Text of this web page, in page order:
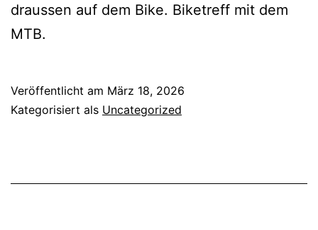
draussen auf dem Bike. Biketreff mit dem
MTB.
Veröffentlicht am März 18, 2026
Kategorisiert als Uncategorized